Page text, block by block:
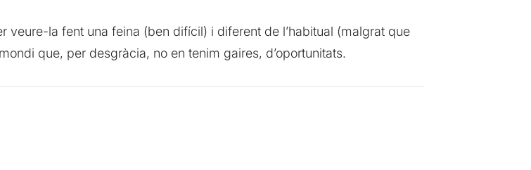
veure-la fent una feina (ben difícil) i diferent de l’habitual (malgrat que
que, per desgràcia, no en tenim gaires, d’oportunitats.